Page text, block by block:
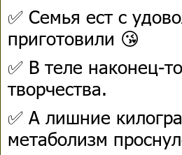
✅ Семья ест с
приготовили 😘
✅ В теле наконец-
творчества.
✅ А лишние
метаболизм